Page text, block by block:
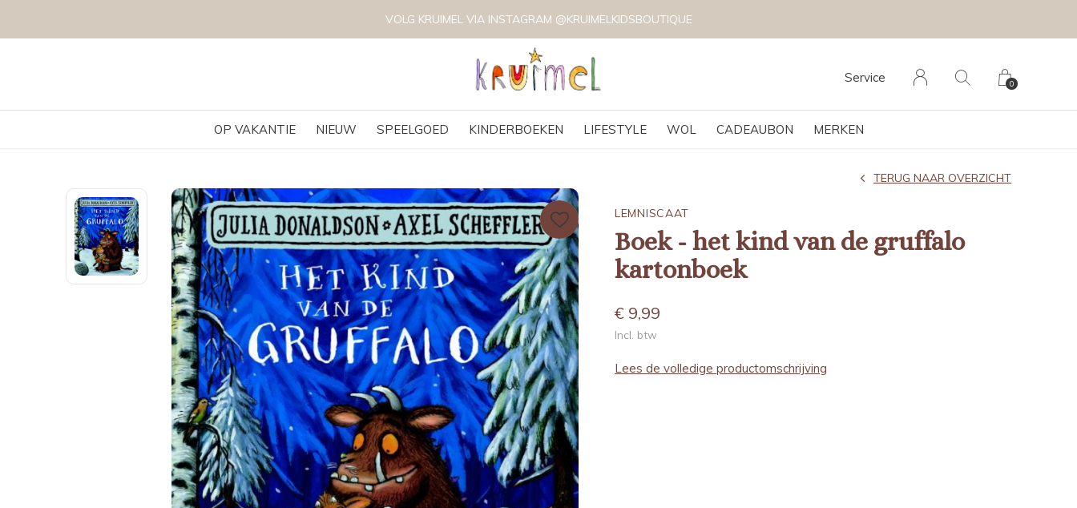
OP VAKANTIE NIEUW SPEELGOED KINDERBOEKEN LIFESTYLE WOL CADEAUBON MERKEN
Service 0
VOLG KRUIMEL VIA INSTAGRAM @KRUIMELKIDSBOUTIQUE
LEMNISCAAT
Boek - het kind van de gruffalo
kartonboek
TERUG NAAR OVERZICHT
€ 9,99
Incl. btw
Lees de volledige productomschrijving